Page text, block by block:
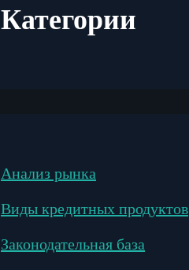
Категории
Анализ рынка
Виды кредитных продуктов
Законодательная база